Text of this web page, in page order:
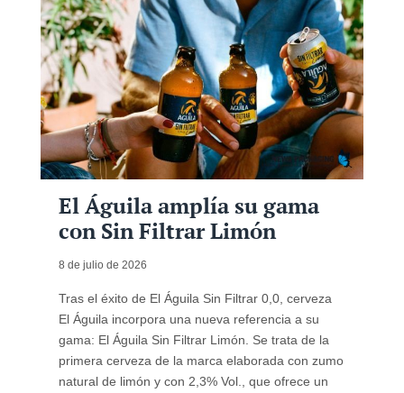
El Águila amplía su gama
con Sin Filtrar Limón
8 de julio de 2026
Tras el éxito de El Águila Sin Filtrar 0,0, cerveza
El Águila incorpora una nueva referencia a su
gama: El Águila Sin Filtrar Limón. Se trata de la
primera cerveza de la marca elaborada con zumo
natural de limón y con 2,3% Vol., que ofrece un